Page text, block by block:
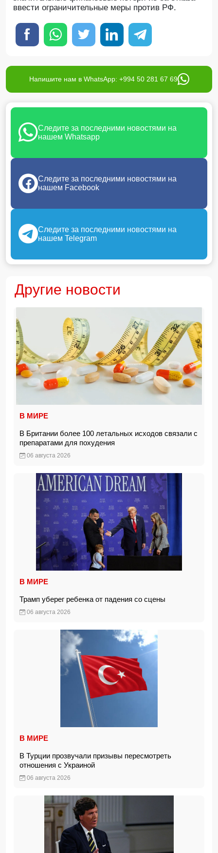
ввести ограничительные меры против РФ.
Напишите нам в WhatsApp: +994 50 281 67 69
Следите за последними новостями на
нашем Whatsapp
Следите за последними новостями на
нашем Facebook
Следите за последними новостями на
нашем Telegram
Другие новости
В МИРЕ
В Британии более 100 летальных исходов связали с
препаратами для похудения
06 августа 2026
В МИРЕ
Трамп уберег ребенка от падения со сцены
06 августа 2026
В МИРЕ
В Турции прозвучали призывы пересмотреть
отношения с Украиной
06 августа 2026